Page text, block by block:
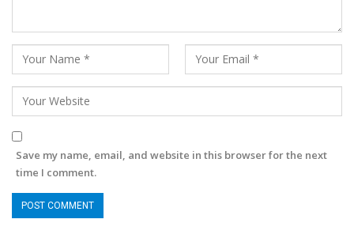
Save my name, email, and website in this browser for the next
time I comment.